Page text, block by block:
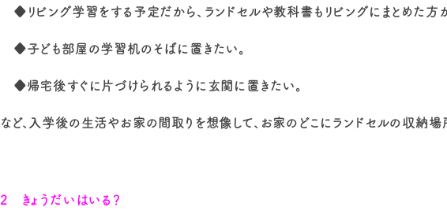
♦リビング学習をする予定だから、ランドセルや教科書もリビングにまとめた方が
♦子ども部屋の学習机のそばに置きたい。
♦帰宅後すぐに片づけられるように玄関に置きたい。
など、入学後の生活やお家の間取りを想像して、お家のどこにランドセルの収納場
2 きょうだいはいる？